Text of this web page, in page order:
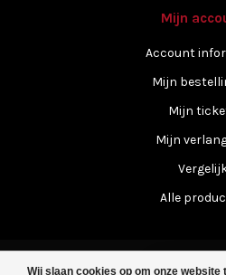
Wij slaan cookies op om onze
Mijn
Account
Mijn
Mijn
Mijn
Alle